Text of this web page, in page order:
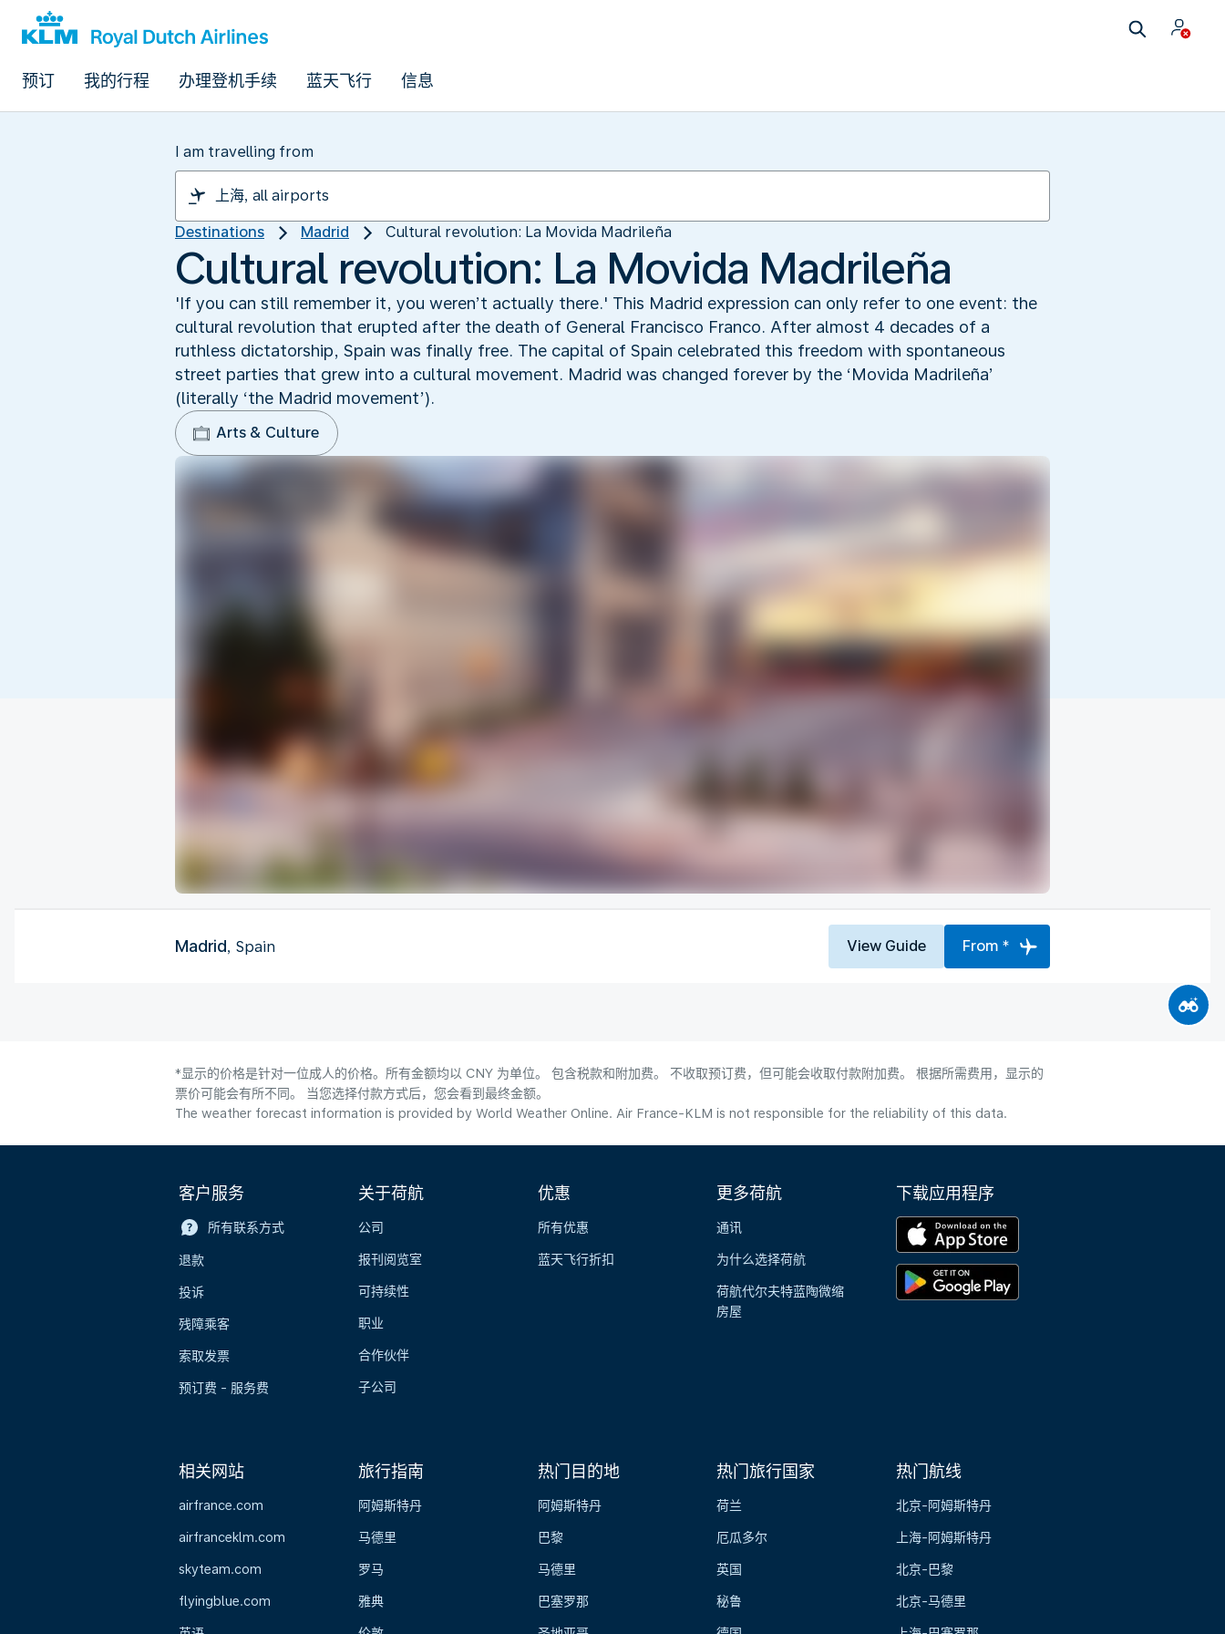
预订 我的行程 办理登机手续 蓝天飞行 信息
I am travelling from
Destinations Madrid Cultural revolution: La Movida Madrileña
Cultural revolution: La Movida Madrileña
'If you can still remember it, you weren’t actually there.' This Madrid expression can only refer to one event: the
cultural revolution that erupted after the death of General Francisco Franco. After almost 4 decades of a
ruthless dictatorship, Spain was finally free. The capital of Spain celebrated this freedom with spontaneous
street parties that grew into a cultural movement. Madrid was changed forever by the ‘Movida Madrileña’
(literally ‘the Madrid movement’).
Arts & Culture
Madrid, Spain View Guide From *
*显示的价格是针对一位成人的价格。所有金额均以 CNY 为单位。 包含税款和附加费。 不收取预订费，但可能会收取付款附加费。 根据所需费用，显示的
票价可能会有所不同。 当您选择付款方式后，您会看到最终金额。
The weather forecast information is provided by World Weather Online. Air France-KLM is not responsible for the reliability of this data.
客户服务
所有联系方式
退款
投诉
残障乘客
索取发票
预订费 - 服务费
关于荷航
公司
报刊阅览室
可持续性
职业
合作伙伴
子公司
优惠
所有优惠
蓝天飞行折扣
更多荷航
通讯
为什么选择荷航
荷航代尔夫特蓝陶微缩
房屋
下载应用程序
相关网站
airfrance.com
airfranceklm.com
skyteam.com
flyingblue.com
旅行指南
阿姆斯特丹
马德里
罗马
雅典
热门目的地
阿姆斯特丹
巴黎
马德里
巴塞罗那
热门旅行国家
荷兰
厄瓜多尔
英国
秘鲁
热门航线
北京-阿姆斯特丹
上海-阿姆斯特丹
北京-巴黎
北京-马德里